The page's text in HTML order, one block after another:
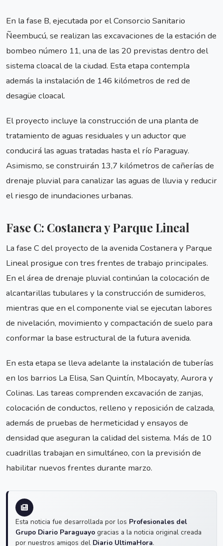
En la fase B, ejecutada por el Consorcio Sanitario
Ñeembucú, se realizan las excavaciones de la estación de
bombeo número 11, una de las 20 previstas dentro del
sistema cloacal de la ciudad. Esta etapa contempla
además la instalación de 146 kilómetros de red de
desagüe cloacal.
El proyecto incluye la construcción de una planta de
tratamiento de aguas residuales y un aductor que
conducirá las aguas tratadas hasta el río Paraguay.
Asimismo, se construirán 13,7 kilómetros de cañerías de
drenaje pluvial para canalizar las aguas de lluvia y reducir
el riesgo de inundaciones urbanas.
Fase C: Costanera y Parque Lineal
La fase C del proyecto de la avenida Costanera y Parque
Lineal prosigue con tres frentes de trabajo principales.
En el área de drenaje pluvial continúan la colocación de
alcantarillas tubulares y la construcción de sumideros,
mientras que en el componente vial se ejecutan labores
de nivelación, movimiento y compactación de suelo para
conformar la base estructural de la futura avenida.
En esta etapa se lleva adelante la instalación de tuberías
en los barrios La Elisa, San Quintín, Mbocayaty, Aurora y
Colinas. Las tareas comprenden excavación de zanjas,
colocación de conductos, relleno y reposición de calzada,
además de pruebas de hermeticidad y ensayos de
densidad que aseguran la calidad del sistema. Más de 10
cuadrillas trabajan en simultáneo, con la previsión de
habilitar nuevos frentes durante marzo.
Esta noticia fue desarrollada por los Profesionales del
Grupo Diario Paraguayo gracias a la noticia original creada
por nuestros amigos del Diario UltimaHora.